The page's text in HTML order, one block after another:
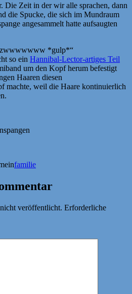
Die Zeit in der wir alle sprachen, dann
die Spucke, die sich im Mundraum
angesammelt hatte aufsaugten
*gulp*“
so ein Hannibal-Lector-artiges Teil
um den Kopf herum befestigt
Haaren diesen
machte, weil die Haare kontinuierlich
Schlagwörter
familie
veröffentlicht. Erforderliche